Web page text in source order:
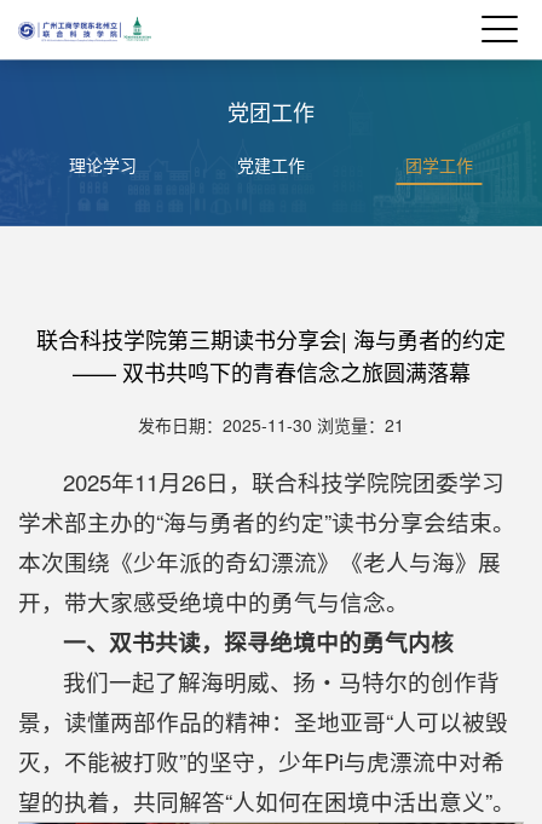
党团工作
理论学习 党建工作 团学工作
联合科技学院第三期读书分享会| 海与勇者的约定
—— 双书共鸣下的青春信念之旅圆满落幕
发布日期：2025-11-30 浏览量： 21
2025年11月26日，联合科技学院院团委学习
学术部主办的“海与勇者的约定”读书分享会结束。
本次围绕《少年派的奇幻漂流》《老人与海》展
开，带大家感受绝境中的勇气与信念。
一、双书共读，探寻绝境中的勇气内核
我们一起了解海明威、扬・马特尔的创作背
景，读懂两部作品的精神：圣地亚哥“人可以被毁
灭，不能被打败”的坚守，少年Pi与虎漂流中对希
望的执着，共同解答“人如何在困境中活出意义”。